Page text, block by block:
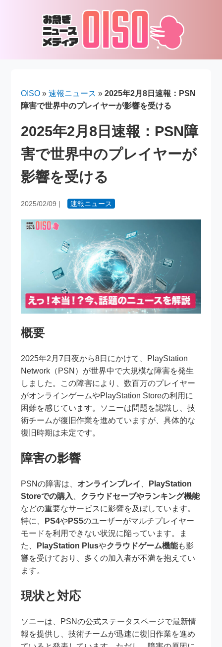
OISO »速報ニュース »2025年2月8日速報：PSN
障害で世界中のプレイヤーが影響を受ける
2025年2月8日速報：PSN障
害で世界中のプレイヤーが
影響を受ける
2025/02/09 | 速報ニュース
概要
2025年2月7日夜から8日にかけて、PlayStation
Network（PSN）が世界中で大規模な障害を発生
しました。この障害により、数百万のプレイヤー
がオンラインゲームやPlayStation Storeの利用に
困難を感じています。ソニーは問題を認識し、技
術チームが復旧作業を進めていますが、具体的な
復旧時期は未定です。
障害の影響
PSNの障害は、 オンラインプレイ
PlayStation
Storeでの購入
クラウドセーブやランキング機能
などの重要なサービスに影響を及ぼしています。
特に、
PS4やPS5のユーザーがマルチプレイヤー
モードを利用できない状況に陥っています。ま
た、
PlayStation Plusやクラウドゲーム機能も影
響を受けており、多くの加入者が不満を抱えてい
ます。
現状と対応
ソニーは、PSNの公式ステータスページで最新情
報を提供し、技術チームが迅速に復旧作業を進め